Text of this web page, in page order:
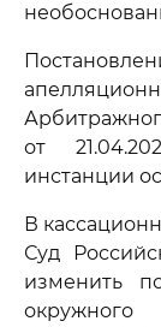
от
инстанции
В
Суд
изменить